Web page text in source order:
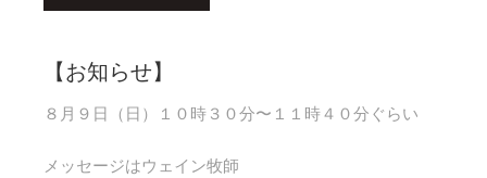
【お知らせ】
８月９日（日）１０時３０分〜１１時４０分ぐらい
メッセージはウェイン牧師